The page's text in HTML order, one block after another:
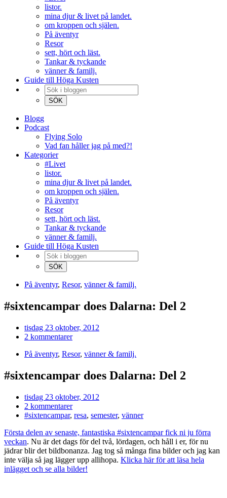
listor.
mina djur & livet på landet.
om kroppen och själen.
På äventyr
Resor
sett, hört och läst.
Tankar & tyckande
vänner & familj.
Guide till Höga Kusten
Blogg
Podcast
Flying Solo
Vad fan håller jag på med?!
Kategorier
#Livet
listor.
mina djur & livet på landet.
om kroppen och själen.
På äventyr
Resor
sett, hört och läst.
Tankar & tyckande
vänner & familj.
Guide till Höga Kusten
På äventyr, Resor, vänner & familj.
#sixtencampar does Dalarna: Del 2
tisdag 23 oktober, 2012
2 kommentarer
På äventyr, Resor, vänner & familj.
#sixtencampar does Dalarna: Del 2
tisdag 23 oktober, 2012
2 kommentarer
#sixtencampar, resa, semester, vänner
Första delen av senaste, fantastiska #sixtencampar fick ni ju förra
veckan. Nu är det dags för del två, lördagen, och håll i er, för nu
jädrar blir det bildbonanza. Jag tog så många fina bilder och jag kan
inte välja så jag lägger upp allihopa. Klicka här för att läsa hela
inlägget och se alla bilder!